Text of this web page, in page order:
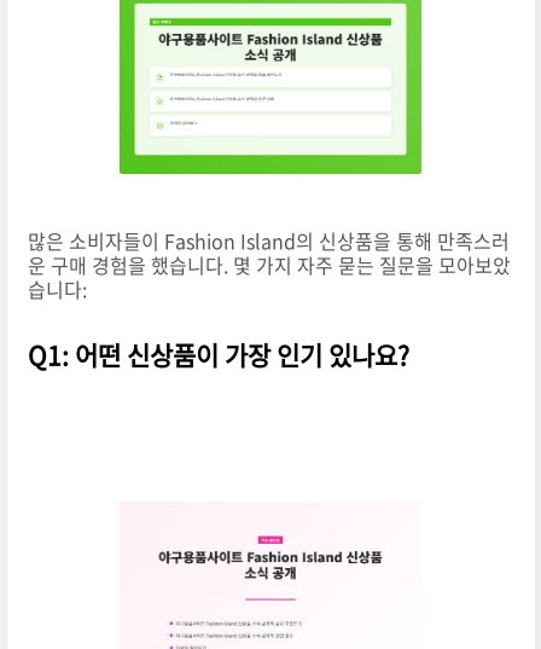
많은 소비자들이 Fashion Island의 신상품을 통해 만족스러
운 구매 경험을 했습니다. 몇 가지 자주 묻는 질문을 모아보았
습니다:
Q1: 어떤 신상품이 가장 인기 있나요?